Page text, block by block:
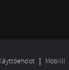
Mobiili